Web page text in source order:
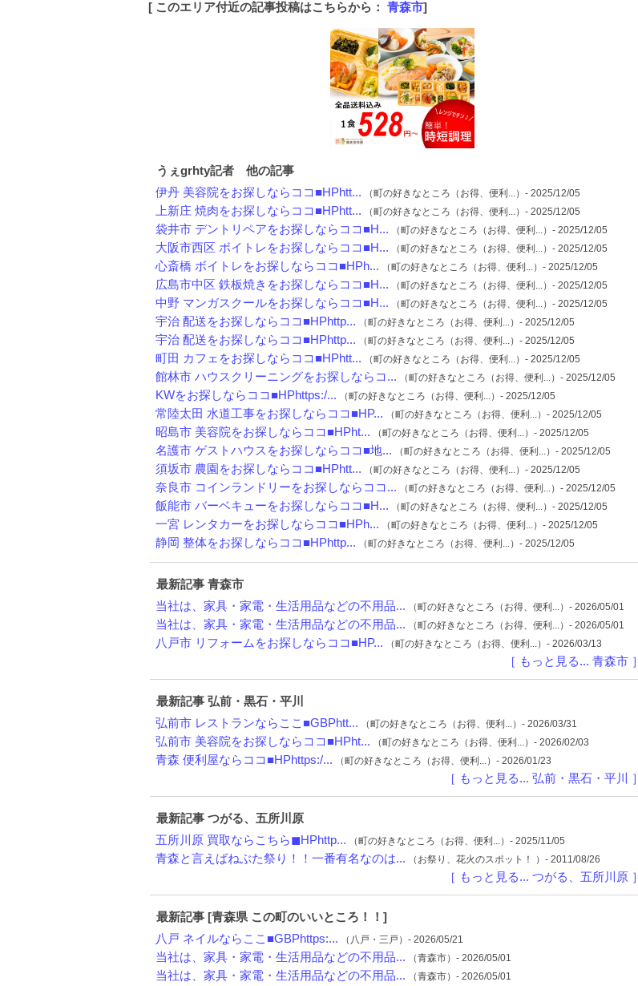
[ このエリア付近の記事投稿はこちらから： 青森市]
うぇgrhty記者 他の記事
伊丹 美容院をお探しならココ■HPhtt... （町の好きなところ（お得、便利...）- 2025/12/05
上新庄 焼肉をお探しならココ■HPhtt... （町の好きなところ（お得、便利...）- 2025/12/05
袋井市 デントリペアをお探しならココ■H... （町の好きなところ（お得、便利...）- 2025/12/05
大阪市西区 ボイトレをお探しならココ■H... （町の好きなところ（お得、便利...）- 2025/12/05
心斎橋 ボイトレをお探しならココ■HPh... （町の好きなところ（お得、便利...）- 2025/12/05
広島市中区 鉄板焼きをお探しならココ■H... （町の好きなところ（お得、便利...）- 2025/12/05
中野 マンガスクールをお探しならココ■H... （町の好きなところ（お得、便利...）- 2025/12/05
宇治 配送をお探しならココ■HPhttp... （町の好きなところ（お得、便利...）- 2025/12/05
宇治 配送をお探しならココ■HPhttp... （町の好きなところ（お得、便利...）- 2025/12/05
町田 カフェをお探しならココ■HPhtt... （町の好きなところ（お得、便利...）- 2025/12/05
館林市 ハウスクリーニングをお探しならコ... （町の好きなところ（お得、便利...）- 2025/12/05
KWをお探しならココ■HPhttps:/... （町の好きなところ（お得、便利...）- 2025/12/05
常陸太田 水道工事をお探しならココ■HP... （町の好きなところ（お得、便利...）- 2025/12/05
昭島市 美容院をお探しならココ■HPht... （町の好きなところ（お得、便利...）- 2025/12/05
名護市 ゲストハウスをお探しならココ■地... （町の好きなところ（お得、便利...）- 2025/12/05
須坂市 農園をお探しならココ■HPhtt... （町の好きなところ（お得、便利...）- 2025/12/05
奈良市 コインランドリーをお探しならココ... （町の好きなところ（お得、便利...）- 2025/12/05
飯能市 バーベキューをお探しならココ■H... （町の好きなところ（お得、便利...）- 2025/12/05
一宮 レンタカーをお探しならココ■HPh... （町の好きなところ（お得、便利...）- 2025/12/05
静岡 整体をお探しならココ■HPhttp... （町の好きなところ（お得、便利...）- 2025/12/05
最新記事 青森市
当社は、家具・家電・生活用品などの不用品... （町の好きなところ（お得、便利...）- 2026/05/01
当社は、家具・家電・生活用品などの不用品... （町の好きなところ（お得、便利...）- 2026/05/01
八戸市 リフォームをお探しならココ■HP... （町の好きなところ（お得、便利...）- 2026/03/13
［ もっと見る... 青森市 ］
最新記事 弘前・黒石・平川
弘前市 レストランならここ■GBPhtt... （町の好きなところ（お得、便利...）- 2026/03/31
弘前市 美容院をお探しならココ■HPht... （町の好きなところ（お得、便利...）- 2026/02/03
青森 便利屋ならココ■HPhttps:/... （町の好きなところ（お得、便利...）- 2026/01/23
［ もっと見る... 弘前・黒石・平川 ］
最新記事 つがる、五所川原
五所川原 買取ならこちら◼︎HPhttp... （町の好きなところ（お得、便利...）- 2025/11/05
青森と言えばねぶた祭り！！一番有名なのは... （お祭り、花火のスポット！ ）- 2011/08/26
［ もっと見る... つがる、五所川原 ］
最新記事 [青森県 この町のいいところ！！]
八戸 ネイルならここ■GBPhttps:... （八戸・三戸）- 2026/05/21
当社は、家具・家電・生活用品などの不用品... （青森市）- 2026/05/01
当社は、家具・家電・生活用品などの不用品... （青森市）- 2026/05/01